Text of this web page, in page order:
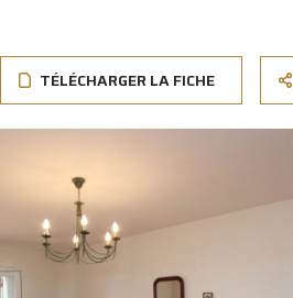
TÉLÉCHARGER LA FICHE